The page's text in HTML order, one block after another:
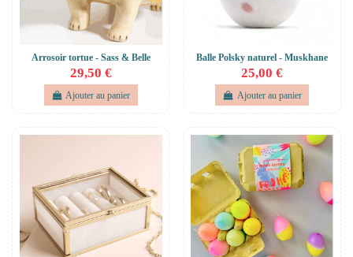
Arrosoir tortue - Sass & Belle
29,50 €
Ajouter au panier
Balle Polsky naturel - Muskhane
25,00 €
Ajouter au panier